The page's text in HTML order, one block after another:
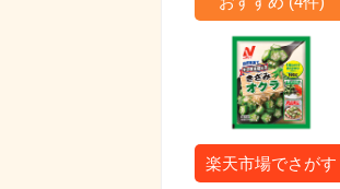
楽天市場でさがす